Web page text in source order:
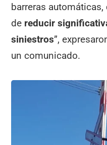
barreras
de reducir
siniestros”,
un comunicado.